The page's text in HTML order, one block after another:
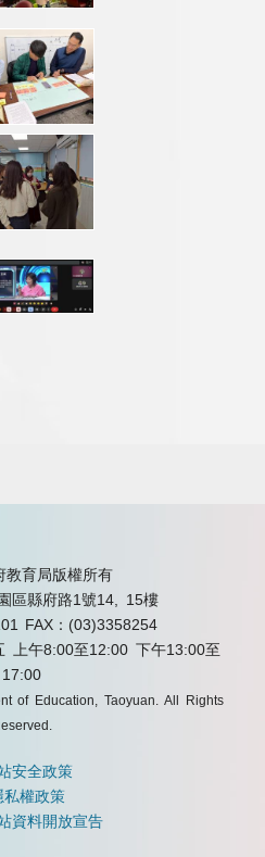
教育局版權所有
區縣府路1號14, 15樓
FAX：(03)3358254
上午8:00至12:00 下午13:00至
17:00
of Education, Taoyuan. All Rights
安全政策
私權政策
資料開放宣告